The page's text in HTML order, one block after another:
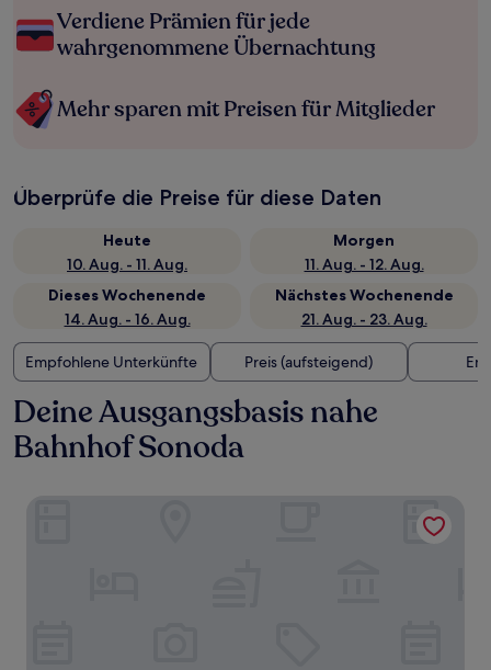
Verdiene Prämien für jede
wahrgenommene Übernachtung
Mehr sparen mit Preisen für Mitglieder
Überprüfe die Preise für diese Daten
Heute
10. Aug. - 11. Aug.
Morgen
11. Aug. - 12. Aug.
Dieses Wochenende
14. Aug. - 16. Aug.
Nächstes Wochenende
21. Aug. - 23. Aug.
Empfohlene Unterkünfte Preis (aufsteigend)
Deine Ausgangsbasis nahe
Bahnhof Sonoda